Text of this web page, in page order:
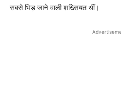
सबसे भिड़ जाने वाली शख्सियत थीं।